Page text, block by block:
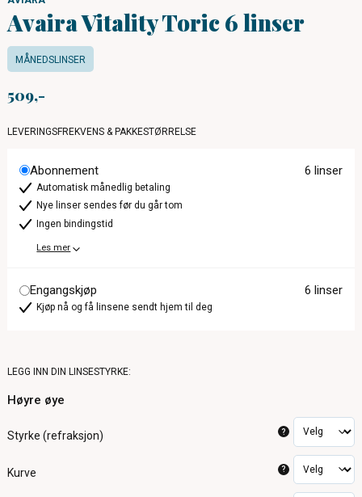
Avaira Vitality Toric 6 linser
MÅNEDSLINSER
509
LEVERINGSFREKVENS & PAKKESTØRRELSE
Abonnement 6 linser
Automatisk månedlig betaling
Nye linser sendes før du går tom
Ingen bindingstid
Les mer
Engangskjøp 6 linser
Kjøp nå og få linsene sendt hjem til deg
LEGG INN DIN LINSESTYRKE:
Høyre øye
Styrke (refraksjon) ?
Kurve ?